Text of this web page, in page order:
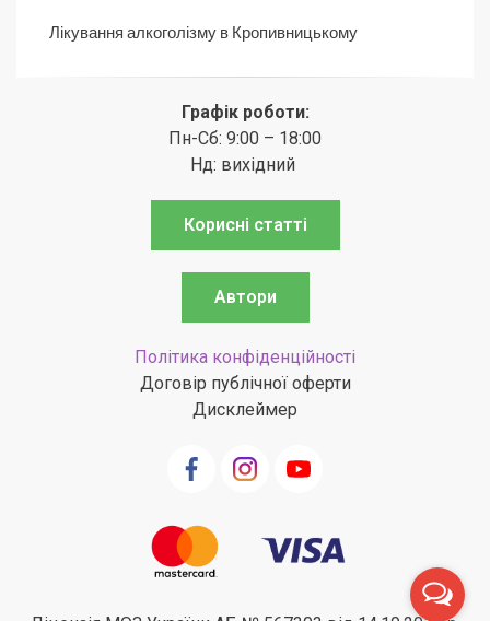
Лікування алкоголізму в Кропивницькому
Графік роботи:
Пн-Сб: 9:00 – 18:00
Нд: вихідний
Корисні статті
Автори
Політика конфіденційності
Договір публічної оферти
Дисклеймер